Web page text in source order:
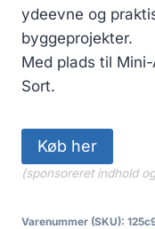
ydeevne og
byggeprojekter.
Med plads til
Sort.
Køb her
(sponsoreret indhold
Varenummer (SKU):